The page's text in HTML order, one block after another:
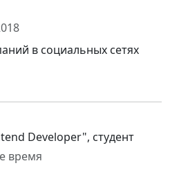
в социальных сетях
Developer", cтудент
время